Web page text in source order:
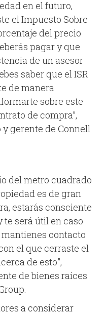
en el futuro,
el Impuesto Sobre
del precio
pagar y que
de un asesor
saber que el ISR
de manera
sobre este
de compra”,
gerente de Connell
del metro cuadrado
es de gran
estarás consciente
será útil en caso
contacto
el que cerraste el
de esto”,
de bienes raíces
a considerar